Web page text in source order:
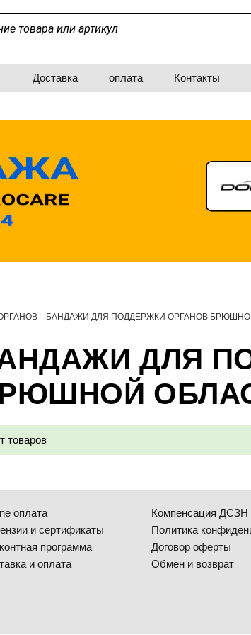
Доставка оплата Контакты
- БАНДАЖИ ДЛЯ ПОДДЕРЖКИ ОРГАНОВ
ДЛЯ
товаров
оплата
и сертификаты
программа
и оплата
Компенсация ДСЗН
Политика
Договор оферты
Обмен и возврат